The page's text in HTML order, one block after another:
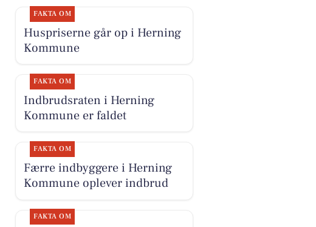
FAKTA OM
Huspriserne går op i Herning
Kommune
FAKTA OM
Indbrudsraten i Herning
Kommune er faldet
FAKTA OM
Færre indbyggere i Herning
Kommune oplever indbrud
FAKTA OM